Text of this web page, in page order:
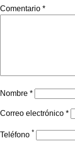
Comentario *
Nombre *
Correo electrónico *
Teléfono *